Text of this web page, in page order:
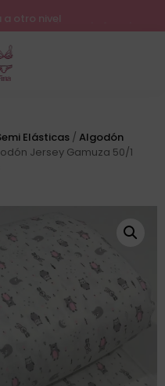
a otro nivel
Elásticas / Algodón
Jersey Gamuza 50/1